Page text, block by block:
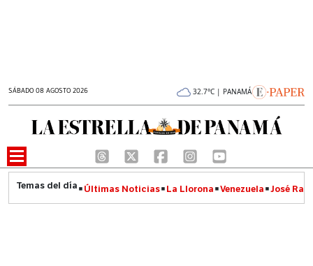
SÁBADO 08 AGOSTO 2026 32.7°C | PANAMÁ
Últimas Noticias La Llorona Venezuela José